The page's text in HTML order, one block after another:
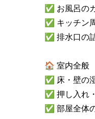
✅ お風呂の
✅ キッチン
✅ 排水口の
🏠 室内全般
✅ 床・壁の
✅ 押し入れ
✅ 部屋全体